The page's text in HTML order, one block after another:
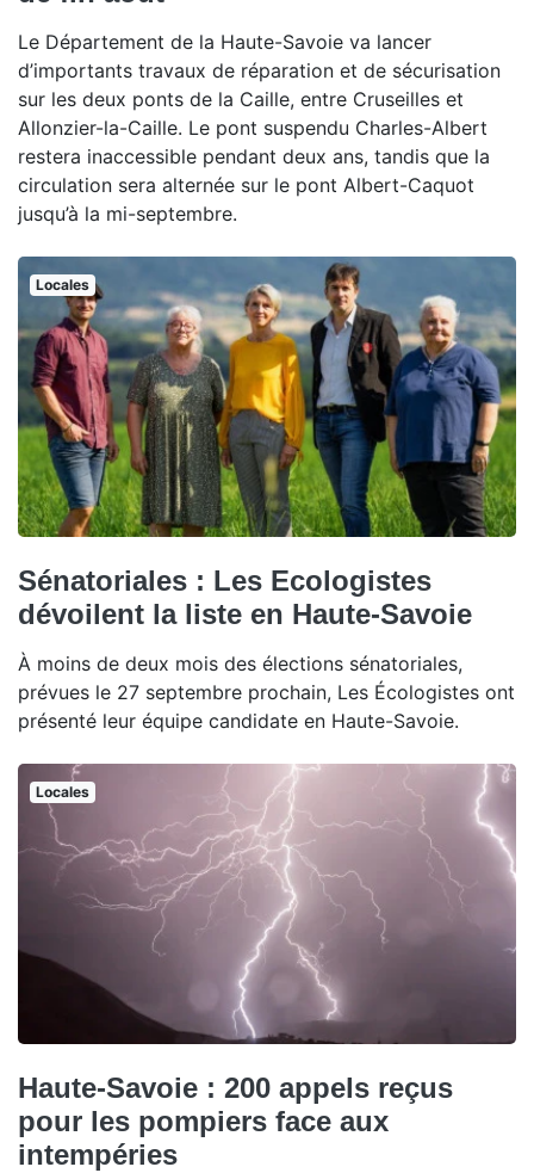
Le Département de la Haute-Savoie va lancer
d’importants travaux de réparation et de sécurisation
sur les deux ponts de la Caille, entre Cruseilles et
Allonzier-la-Caille. Le pont suspendu Charles-Albert
restera inaccessible pendant deux ans, tandis que la
circulation sera alternée sur le pont Albert-Caquot
jusqu’à la mi-septembre.
Locales
Sénatoriales : Les Ecologistes
dévoilent la liste en Haute-Savoie
À moins de deux mois des élections sénatoriales,
prévues le 27 septembre prochain, Les Écologistes ont
présenté leur équipe candidate en Haute-Savoie.
Locales
Haute-Savoie : 200 appels reçus
pour les pompiers face aux
intempéries